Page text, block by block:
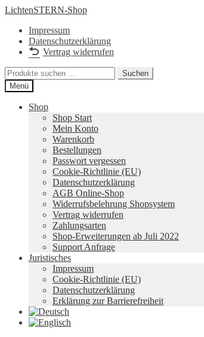
Zur
springen
Zum
springen
LichtenSTERN-Shop
Impressum
Datenschutzerklärung
Vertrag widerrufen
Suchen
nach:
Suchen
Menü
Shop
Shop Start
Mein Konto
Warenkorb
Bestellungen
Passwort vergessen
Cookie-Richtlinie (EU)
Datenschutzerklärung
AGB Online-Shop
Widerrufsbelehrung Shopsystem
Vertrag widerrufen
Zahlungsarten
Shop-Erweiterungen ab Juli 2022
Support Anfrage
Juristisches
Impressum
Cookie-Richtlinie (EU)
Datenschutzerklärung
Erklärung zur Barrierefreiheit